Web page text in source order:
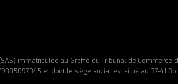
immatriculée au Greffe du Tribunal de
et dont le siège social est situé au 37-41